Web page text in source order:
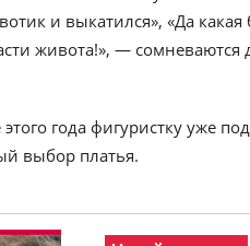
и выкатился», «Да
живота!», — сомневаются
года фигуристку уже
выбор платья.